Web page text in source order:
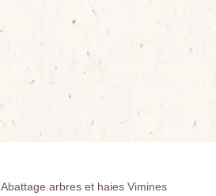
Abattage arbres et haies Vimines